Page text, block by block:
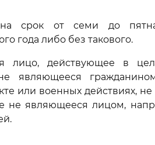
на срок от семи до
года либо без такового.
лицо, действующее в
являющееся гражданином
или военных действиях,
не являющееся лицом,